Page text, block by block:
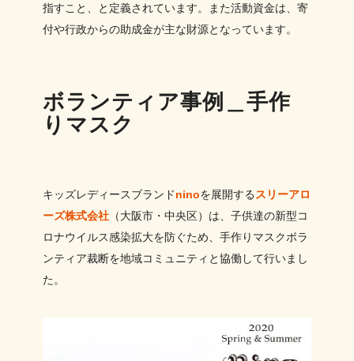
指すこと、と定義されています。また活動資金は、寄
付や行政からの助成金が主な財源となっています。
ボランティア事例＿手作
りマスク
キッズレディースブランドninoを展開する スリーアロ
ーズ株式会社（大阪市・中央区）は、子供達の新型コ
ロナウイルス感染拡大を防ぐため、手作りマスクボラ
ンティア裁断を地域コミュニティと協働して行いまし
た。